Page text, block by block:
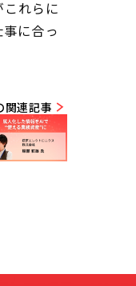
れらに
に合っ
関連記事